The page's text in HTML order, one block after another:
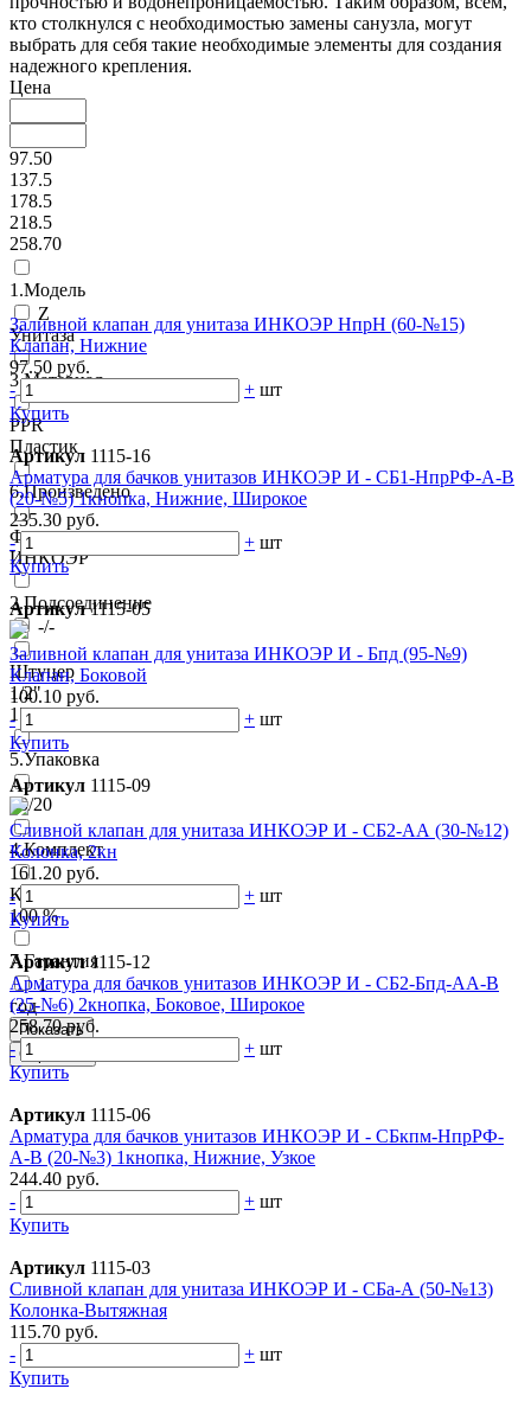
кто столкнулся с необходимостью замены санузла, могут
выбрать для себя такие необходимые элементы для создания
надежного крепления.
Цена
97.50
137.5
178.5
218.5
258.70
1.Модель
Z
Унитаза
3.Материал
PPR
Пластик
6.Произведено
Фирма
ИНКОЭР
2.Подсоединение
-/-
Штуцер
1/2"
15мм
5.Упаковка
10/20
4.Комплект
Комплект
100 %
7.Гарантия
1
год
Заливной клапан для унитаза ИНКОЭР НпрН (60-№15)
Клапан, Нижние
97.50 руб.
-
+ шт
Купить
Артикул 1115-16
Арматура для бачков унитазов ИНКОЭР И - СБ1-НпрРФ-А-В
(20-№5) 1кнопка, Нижние, Широкое
235.30 руб.
-
+ шт
Купить
Артикул1115-05
Заливной клапан для унитаза ИНКОЭР И - Бпд (95-№9)
Клапан, Боковой
100.10 руб.
-
+ шт
Купить
Артикул 1115-09
Сливной клапан для унитаза ИНКОЭР И - СБ2-АА (30-№12)
Колонка, 2кн
161.20 руб.
-
+ шт
Купить
Артикул1115-12
Арматура для бачков унитазов ИНКОЭР И - СБ2-Бпд-АА-В
(25-№6) 2кнопка, Боковое, Широкое
258.70 руб.
-
+ шт
Купить
Артикул 1115-06
Арматура для бачков унитазов ИНКОЭР И - СБкпм-НпрРФ-
А-В (20-№3) 1кнопка, Нижние, Узкое
244.40 руб.
-
+ шт
Купить
Артикул 1115-03
Сливной клапан для унитаза ИНКОЭР И - СБа-А (50-№13)
Колонка-Вытяжная
115.70 руб.
-
+ шт
Купить